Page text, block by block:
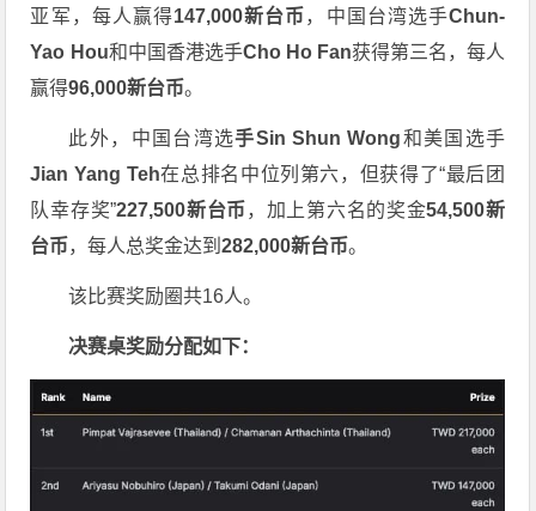
亚军，每人赢得147,000新台币 ，中国台湾选手Chun-
Yao Hou和中国香港选手Cho Ho Fan获得第三名，每人
赢得96,000新台币。
此外，中国台湾选手Sin Shun Wong和美国选手
Jian Yang Teh在总排名中位列第六，但获得了“最后团
队幸存奖”227,500新台币 ，加上第六名的奖金54,500新
台币，每人总奖金达到282,000新台币。
该比赛奖励圈共16人。
决赛桌奖励分配如下：